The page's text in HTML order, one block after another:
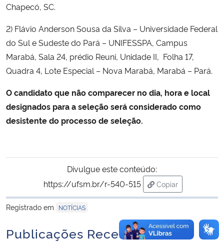
Advocacia-Geral da União
Banco Central do Brasil
Planalto
Chapecó, SC.
2) Flávio Anderson Sousa da Silva – Universidade Federal
do Sul e Sudeste do Pará – UNIFESSPA, Campus
Marabá, Sala 24, prédio Reuni, Unidade II, Folha 17,
Quadra 4, Lote Especial – Nova Marabá, Marabá – Pará.
O candidato que não comparecer no dia, hora e local
designados para a seleção será considerado como
desistente do processo de seleção.
Divulgue este conteúdo:
https://ufsm.br/r-540-515
Copiar
para área de
Registrado em
NOTÍCIAS
Publicações Recentes